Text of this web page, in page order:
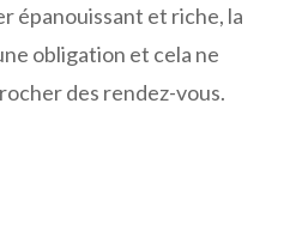
épanouissant et riche, la
obligation et cela ne
des rendez-vous.